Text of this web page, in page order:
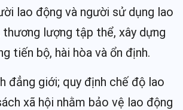
lao động và người sử dụng lao
lượng tập thể, xây dựng
tiến bộ, hài hòa và ổn định.
đẳng giới; quy định chế độ lao
xã hội nhằm bảo vệ lao động